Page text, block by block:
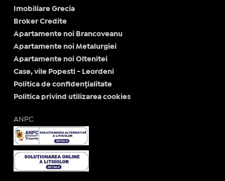
Imobiliare Grecia
Broker Credite
Apartamente noi Brancoveanu
Apartamente noi Metalurgiei
Apartamente noi Oltenitei
Case, vile Popesti - Leordeni
Politica de confidențialitate
Politica privind utilizarea cookies
ANPC